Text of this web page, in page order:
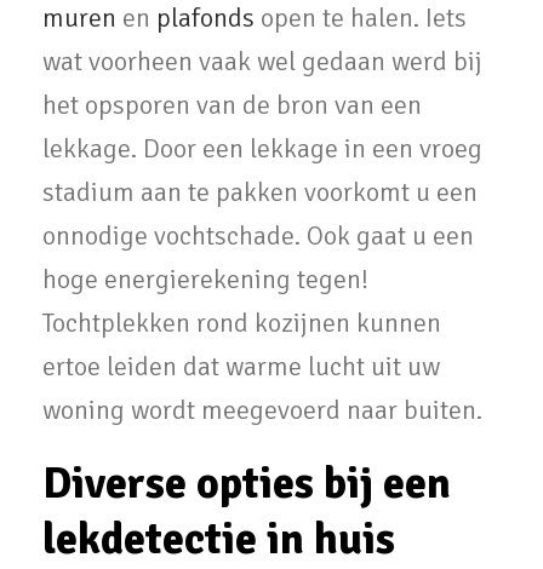
muren en plafonds open te halen. Iets
wat voorheen vaak wel gedaan werd bij
het opsporen van de bron van een
lekkage. Door een lekkage in een vroeg
stadium aan te pakken voorkomt u een
onnodige vochtschade. Ook gaat u een
hoge energierekening tegen!
Tochtplekken rond kozijnen kunnen
ertoe leiden dat warme lucht uit uw
woning wordt meegevoerd naar buiten.
Diverse opties bij een
lekdetectie in huis